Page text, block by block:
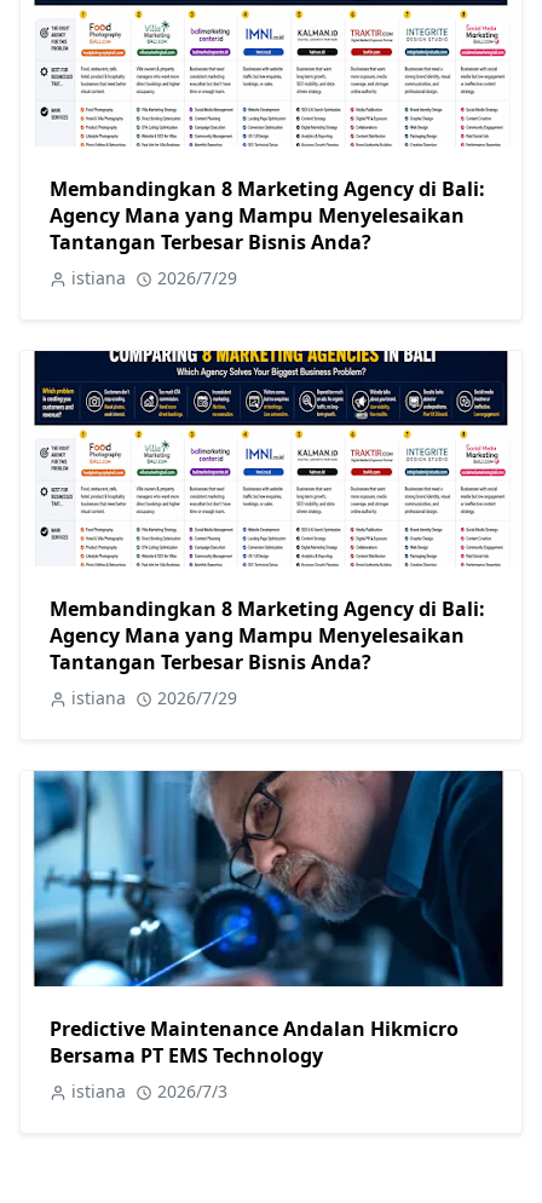
Membandingkan 8 Marketing Agency di Bali:
Agency Mana yang Mampu Menyelesaikan
Tantangan Terbesar Bisnis Anda?
istiana 2026/7/29
Membandingkan 8 Marketing Agency di Bali:
Agency Mana yang Mampu Menyelesaikan
Tantangan Terbesar Bisnis Anda?
istiana 2026/7/29
Predictive Maintenance Andalan Hikmicro
Bersama PT EMS Technology
istiana 2026/7/3